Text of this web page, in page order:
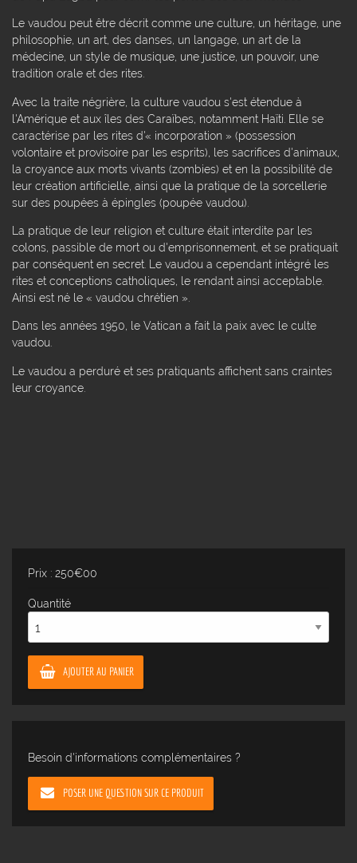
Le vaudou peut être décrit comme une culture, un héritage, une
philosophie, un art, des danses, un langage, un art de la
médecine, un style de musique, une justice, un pouvoir, une
tradition orale et des rites.
Avec la traite négrière, la culture vaudou s'est étendue à
l'Amérique et aux îles des Caraïbes, notamment Haïti. Elle se
caractérise par les rites d'« incorporation » (possession
volontaire et provisoire par les esprits), les sacrifices d'animaux,
la croyance aux morts vivants (zombies) et en la possibilité de
leur création artificielle, ainsi que la pratique de la sorcellerie
sur des poupées à épingles (poupée vaudou).
La pratique de leur religion et culture était interdite par les
colons, passible de mort ou d'emprisonnement, et se pratiquait
par conséquent en secret. Le vaudou a cependant intégré les
rites et conceptions catholiques, le rendant ainsi acceptable.
Ainsi est né le « vaudou chrétien ».
Dans les années 1950, le Vatican a fait la paix avec le culte
vaudou.
Le vaudou a perduré et ses pratiquants affichent sans craintes
leur croyance.
Prix : 250€00
Quantité
AJOUTER AU PANIER
Besoin d'informations complémentaires ?
POSER UNE QUESTION SUR CE PRODUIT